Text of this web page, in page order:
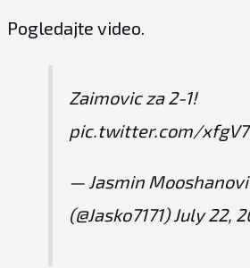
Pogledajte video.
Zaimovic za 2-1!
pic.twitter.com/
— Jasmin
(@Jasko7171)July 22,